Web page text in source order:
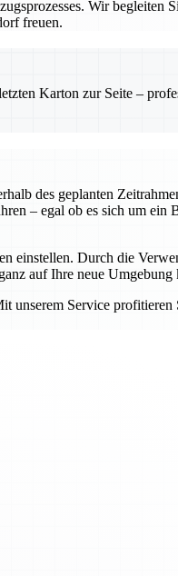
Wir begleiten
freuen.
Karton zur Seite –
des geplanten
– egal ob es sich um ein
einstellen. Durch die
auf Ihre neue
unserem Service